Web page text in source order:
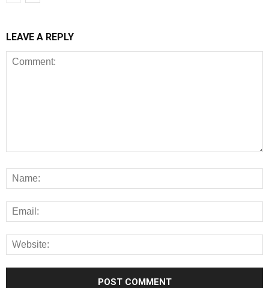
LEAVE A REPLY